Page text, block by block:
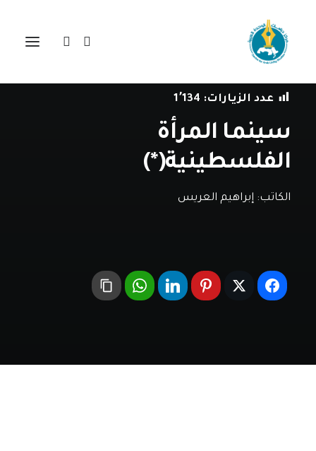
فيدراسات
عدد الزيارات: 1٬134
سينما المرأة
الفلسطينية(*)
الكاتب: إبراهيم العريس